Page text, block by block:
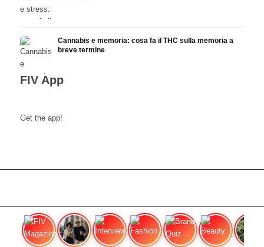
Cannabis e memoria: cosa fa il THC sulla memoria a
breve termine
FIV App
Get the app!